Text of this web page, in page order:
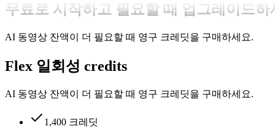
무료로 시작하고 필요할 때 업그레이드하
AI 동영상 잔액이 더 필요할 때 영구 크레딧을 구매하세요.
Flex 일회성 credits
AI 동영상 잔액이 더 필요할 때 영구 크레딧을 구매하세요.
1,400 크레딧